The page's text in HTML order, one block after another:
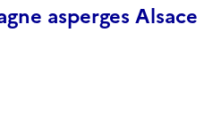
asperges Alsace